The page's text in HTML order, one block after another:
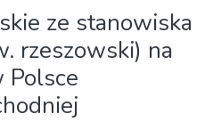
ze stanowiska
rzeszowski) na